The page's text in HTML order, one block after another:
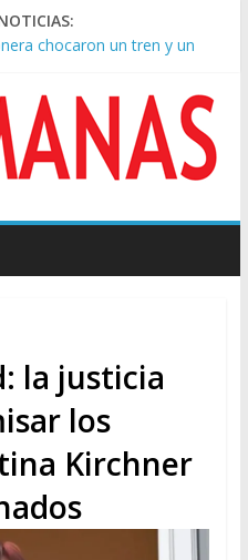
chocaron un tren y un
a Plaza de Mayo de
Rud, histórico representante
privada, Bullrich
la justicia
los
Kirchner